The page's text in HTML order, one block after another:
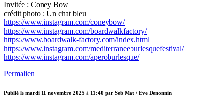
Invitée : Coney Bow
crédit photo : Un chat bleu
https://www.instagram.com/coneybow/
https://www.instagram.com/boardwalkfactory/
https://www.boardwalk-factory.com/index.html
https://www.instagram.com/mediterraneeburlesquefestival/
https://www.instagram.com/aperoburlesque/
Permalien
Publié le mardi 11 novembre 2025 à 11:40 par Seb Mat / Eve Denonnin